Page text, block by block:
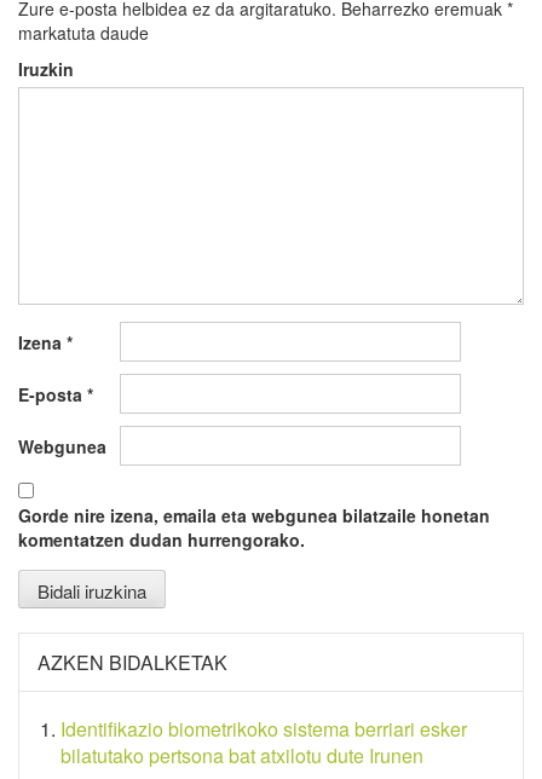
Zure e-posta helbidea ez da argitaratuko. Beharrezko eremuak *
markatuta daude
Iruzkin
Izena *
E-posta *
Webgunea
Gorde nire izena, emaila eta webgunea bilatzaile honetan
komentatzen dudan hurrengorako.
AZKEN BIDALKETAK
Identifikazio biometrikoko sistema berriari esker
bilatutako pertsona bat atxilotu dute Irunen